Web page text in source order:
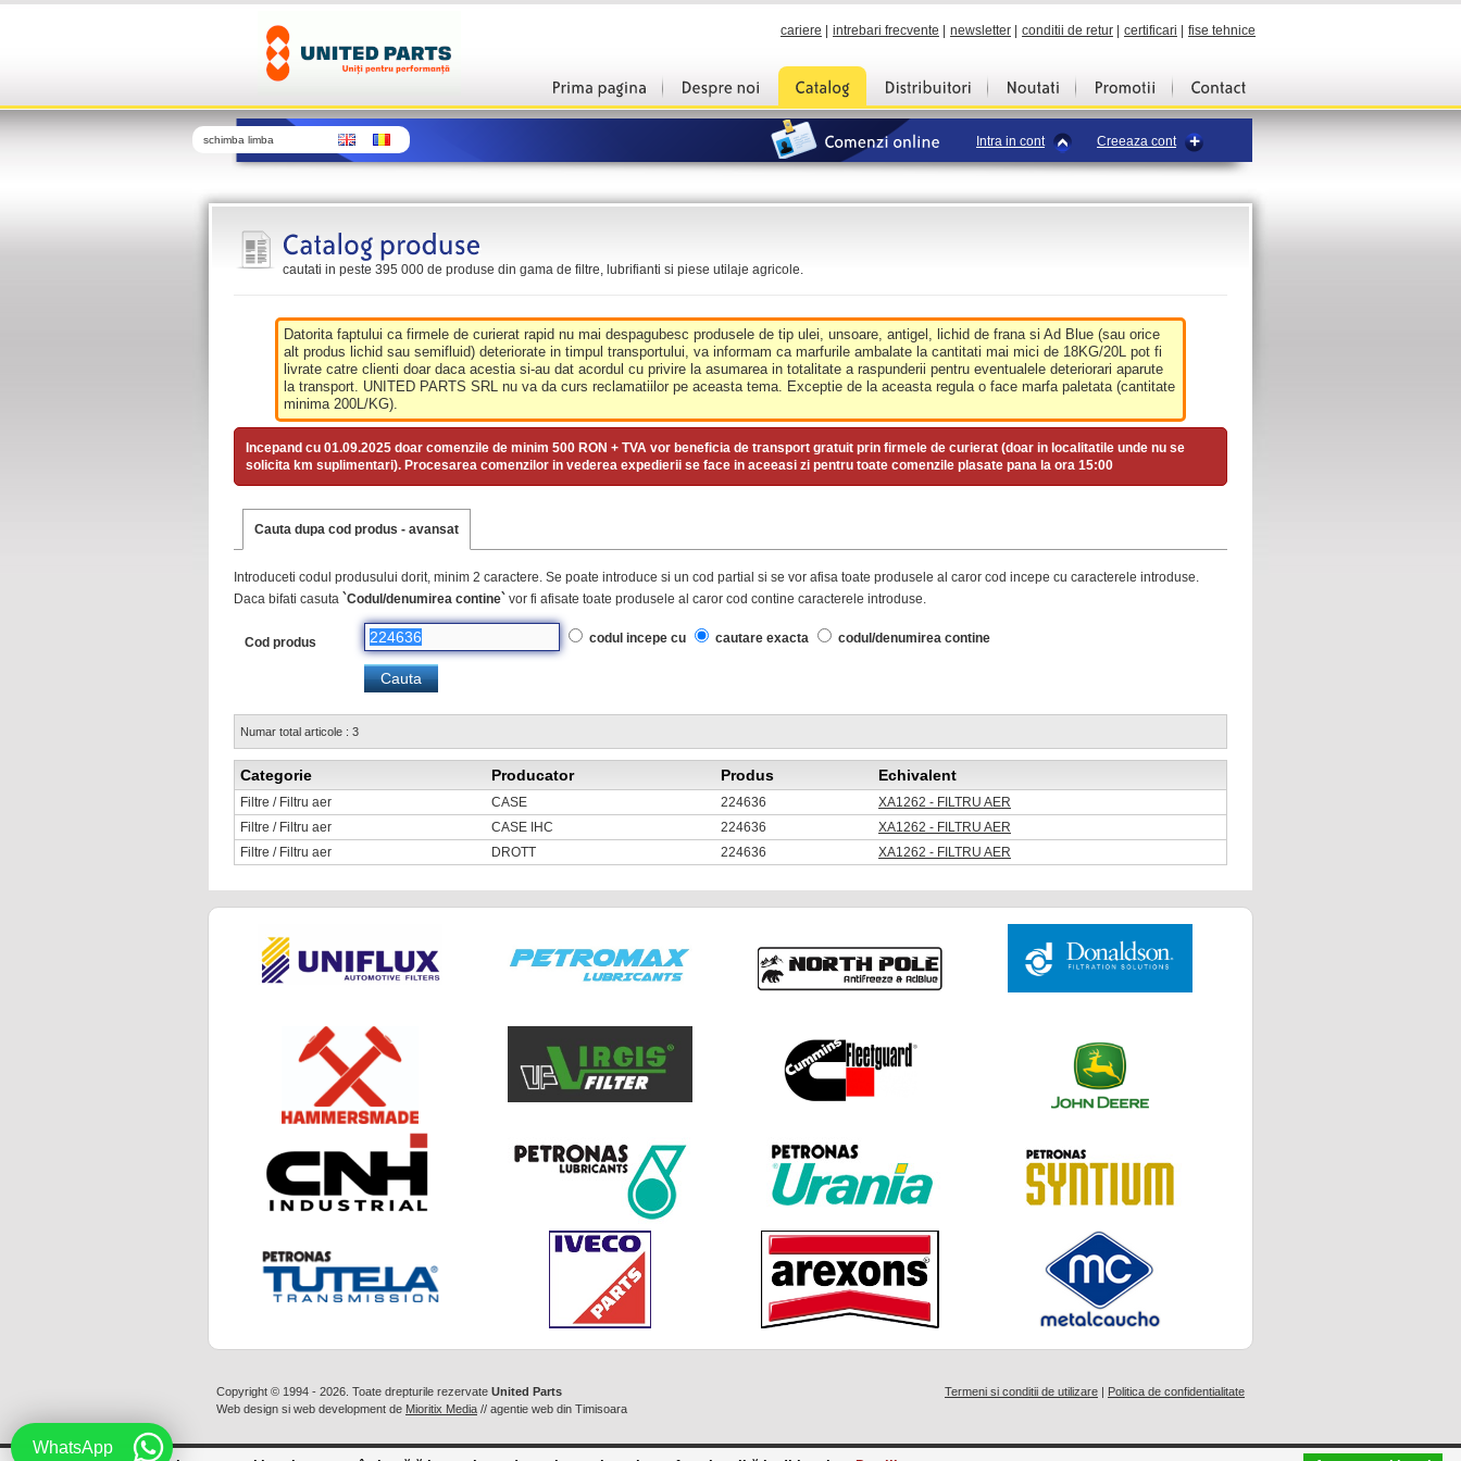
cariere intrebari frecvente newsletter conditii de retur certificari fise tehnice
schimba limba Intra in cont Creeaza cont
cautati in peste 395 000 de produse din gama de filtre, lubrifianti si piese utilaje agricole.
Datorita faptului ca firmele de curierat rapid nu mai despagubesc produsele de tip ulei, unsoare, antigel, lichid de frana si Ad Blue (sau orice
alt produs lichid sau semifluid) deteriorate in timpul transportului, va informam ca marfurile ambalate la cantitati mai mici de 18KG/20L pot fi
livrate catre clienti doar daca acestia si-au dat acordul cu privire la asumarea in totalitate a raspunderii pentru eventualele deteriorari aparute
la transport. UNITED PARTS SRL nu va da curs reclamatiilor pe aceasta tema. Exceptie de la aceasta regula o face marfa paletata (cantitate
minima 200L/KG).
Incepand cu 01.09.2025 doar comenzile de minim 500 RON + TVA vor beneficia de transport gratuit prin firmele de curierat (doar in localitatile unde nu se
solicita km suplimentari). Procesarea comenzilor in vederea expedierii se face in aceeasi zi pentru toate comenzile plasate pana la ora 15:00
Cauta dupa cod produs - avansat
Introduceti codul produsului dorit, minim 2 caractere. Se poate introduce si un cod partial si se vor afisa toate produsele al caror cod incepe cu caracterele introduse.
Daca bifati casuta `Codul/denumirea contine` vor fi afisate toate produsele al caror cod contine caracterele introduse.
Cod produs codul incepe cu cautare exacta codul/denumirea contine
Numar total articole : 3
Categorie Producator Produs Echivalent
Filtre / Filtru aer CASE 224636
XA1262 - FILTRU AER
Filtre / Filtru aer
CASE IHC 224636
XA1262 - FILTRU AER
Filtre / Filtru aer
DROTT 224636 XA1262 - FILTRU AER
Copyright © 1994 - 2026. Toate drepturile rezervate United Parts
Web design si web development de Mioritix Media // agentie web din Timisoara
Termeni si conditii de utilizare Politica de confidentialitate
WhatsApp